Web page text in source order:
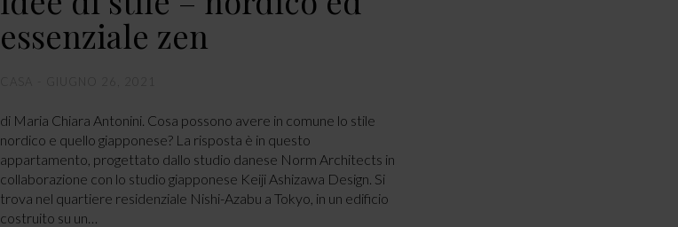
essenziale zen
di Maria Chiara Antonini. Cosa possono avere in comune lo stile
nordico e quello giapponese? La risposta è in questo
appartamento, progettato dallo studio danese Norm Architects in
collaborazione con lo studio giapponese Keiji Ashizawa Design. Si
trova nel quartiere residenziale Nishi-Azabu a Tokyo, in un edificio
costruito su un…